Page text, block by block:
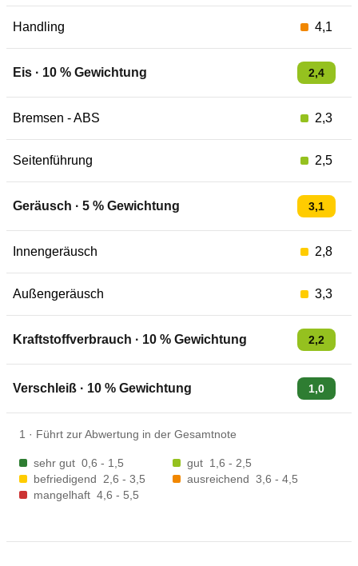
Handling 4,1
Eis · 10 % Gewichtung 2,4
Bremsen - ABS 2,3
Seitenführung 2,5
Geräusch · 5 % Gewichtung 3,1
Innengeräusch 2,8
Außengeräusch 3,3
Kraftstoffverbrauch · 10 % Gewichtung 2,2
Verschleiß · 10 % Gewichtung 1,0
1 · Führt zur Abwertung in der Gesamtnote
sehr gut 0,6 - 1,5 gut 1,6 - 2,5
befriedigend
2,6 - 3,5 ausreichend 3,6 - 4,5
mangelhaft 4,6 - 5,5